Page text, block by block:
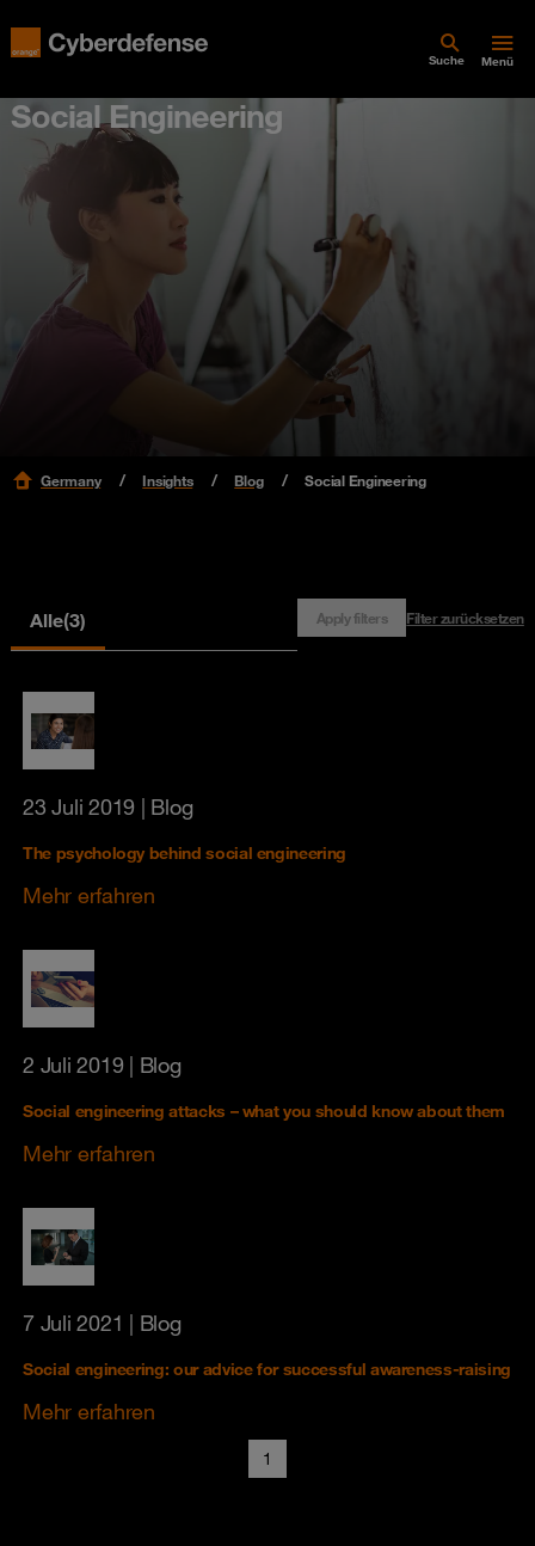
Suche Menü
Social Engineering
Germany Insights Blog Social Engineering
Alle(3) Apply filters Filter zurücksetzen
23 Juli 2019 | Blog
The psychology behind social engineering
Mehr erfahren
2 Juli 2019 | Blog
Social engineering attacks – what you should know about them
Mehr erfahren
7 Juli 2021 | Blog
Social engineering: our advice for successful awareness-raising
Mehr erfahren
1